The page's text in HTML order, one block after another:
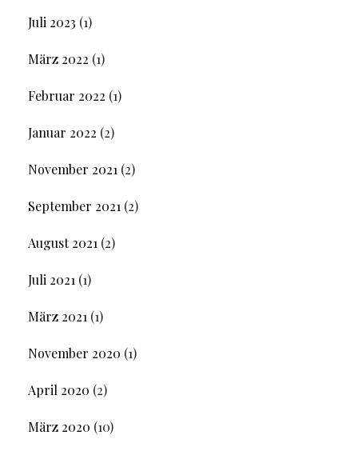
Juli 2023 (1)
März 2022 (1)
Februar 2022 (1)
Januar 2022 (2)
November 2021 (2)
September 2021 (2)
August 2021 (2)
Juli 2021 (1)
März 2021 (1)
November 2020 (1)
April 2020 (2)
März 2020 (10)